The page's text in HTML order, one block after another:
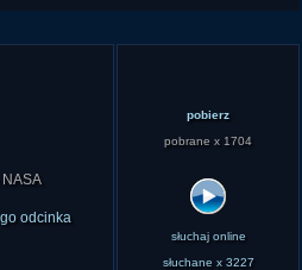
relacji o
Przełomem
też
aż roi się
odcinka
pobierz
pobrane x 1704
słuchaj online
słuchane x 3227